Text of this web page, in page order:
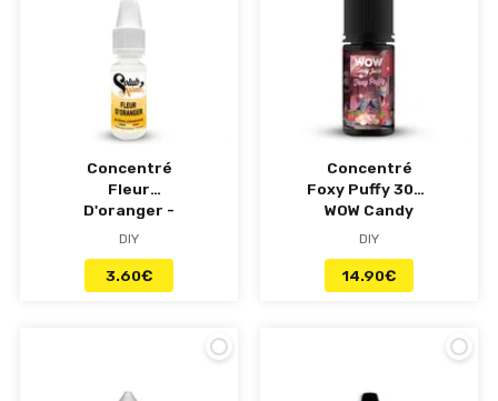
Concentré
Fleur
D'oranger -
Solubarome
DIY
3.60€
Concentré
Foxy Puffy 30ml
WOW Candy
Juice - Made in
DIY
14.90€